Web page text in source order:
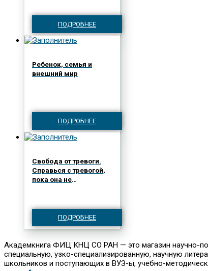
вузов. Стандарт
третьего поколения. 2-
е изд.
ПОДРОБНЕЕ
Ребенок, семья и
внешний мир
ПОДРОБНЕЕ
Свобода от тревоги.
Справься с тревогой,
пока она не
ПОДРОБНЕЕ
Академкнига ФИЦ КНЦ СО РАН — это магазин научно-
специальную, узко-специализированную, научную
школьников и поступающих в ВУЗ-ы, учебно-